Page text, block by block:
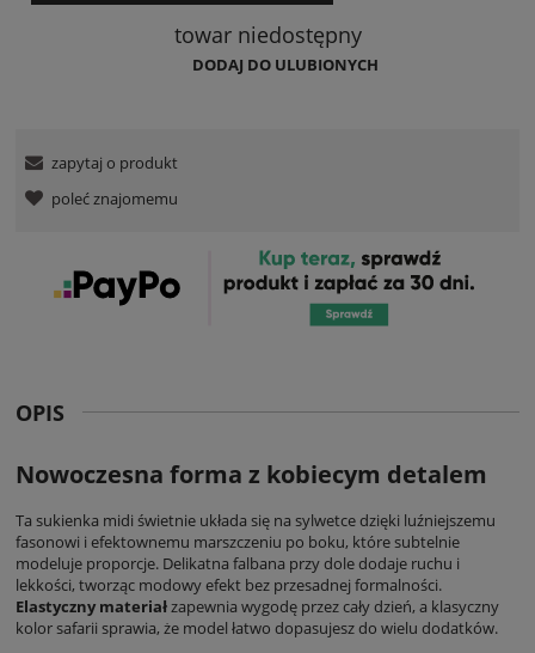
towar niedostępny
DODAJ DO ULUBIONYCH
zapytaj o produkt
poleć znajomemu
OPIS
Nowoczesna forma z kobiecym detalem
Ta sukienka midi świetnie układa się na sylwetce dzięki luźniejszemu
fasonowi i efektownemu marszczeniu po boku, które subtelnie
modeluje proporcje. Delikatna falbana przy dole dodaje ruchu i
lekkości, tworząc modowy efekt bez przesadnej formalności.
Elastyczny materiałzapewnia wygodę przez cały dzień, a klasyczny
kolor safarii sprawia, że model łatwo dopasujesz do wielu dodatków.